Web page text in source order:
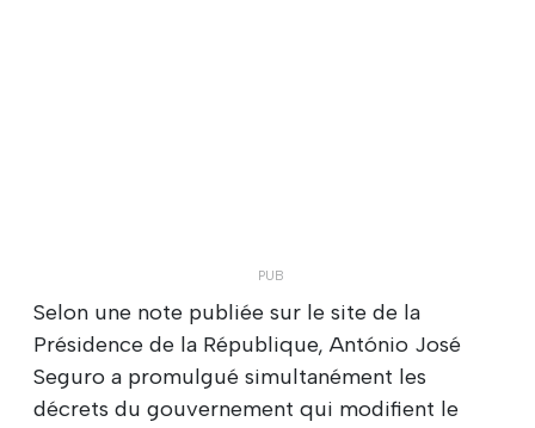
Selon une note publiée sur le site de la
Présidence de la République, António José
Seguro a promulgué simultanément les
décrets du gouvernement qui modifient le